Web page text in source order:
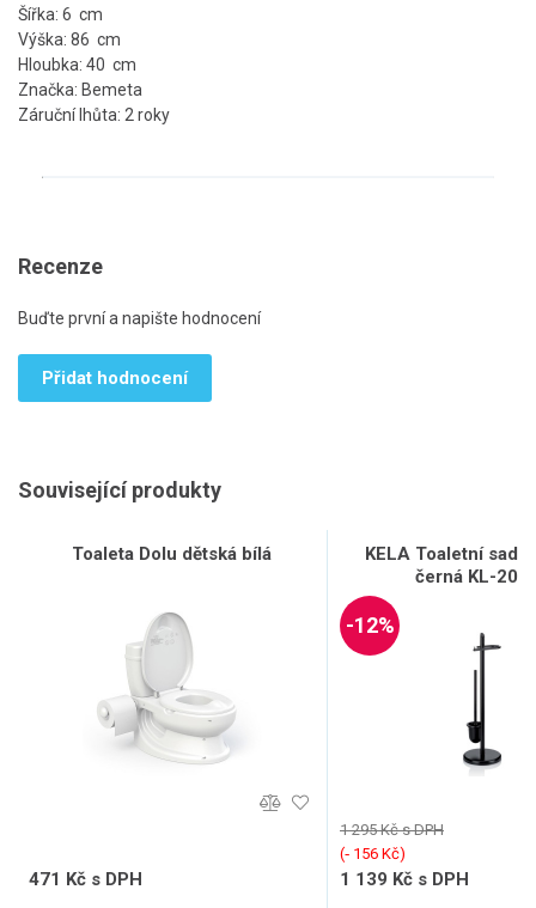
Šířka: 6 cm
Výška: 86 cm
Hloubka: 40 cm
Značka: Bemeta
Záruční lhůta: 2 roky
Recenze
Buďte první a napište hodnocení
Přidat hodnocení
Související produkty
Toaleta Dolu dětská bílá
471 Kč s DPH
KELA Toaletní sada
černá KL-
-12%
1 295 Kč s DPH
(‐ 156 Kč)
1 139 Kč s DPH